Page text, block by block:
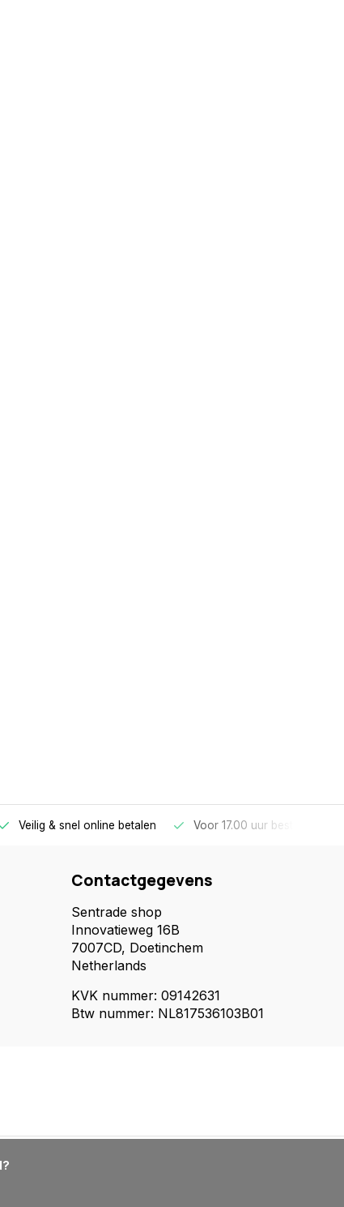
Veilig & snel online betalen Voor 17.00 uur besteld,
Contactgegevens
Sentrade shop
Innovatieweg 16B
7007CD, Doetinchem
Netherlands
KVK nummer: 09142631
Btw nummer: NL817536103B01